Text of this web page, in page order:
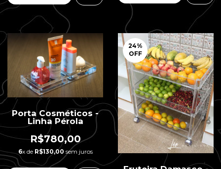
Porta Cosméticos -
Linha Pérola
R$780,00
6x de R$130,00 sem juros
24%
OFF